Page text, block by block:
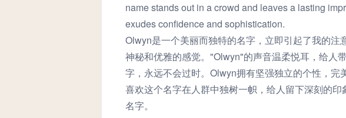
name stands out in a crowd and leaves a lasting
exudes confidence and sophistication.
Olwyn是一个美丽而独特的名字，立即引起了我的注
神秘和优雅的感觉。"Olwyn"的声音温柔悦耳，给人
字，永远不会过时。Olwyn拥有坚强独立的个性，完
喜欢这个名字在人群中独树一帜，给人留下深刻的
名字。